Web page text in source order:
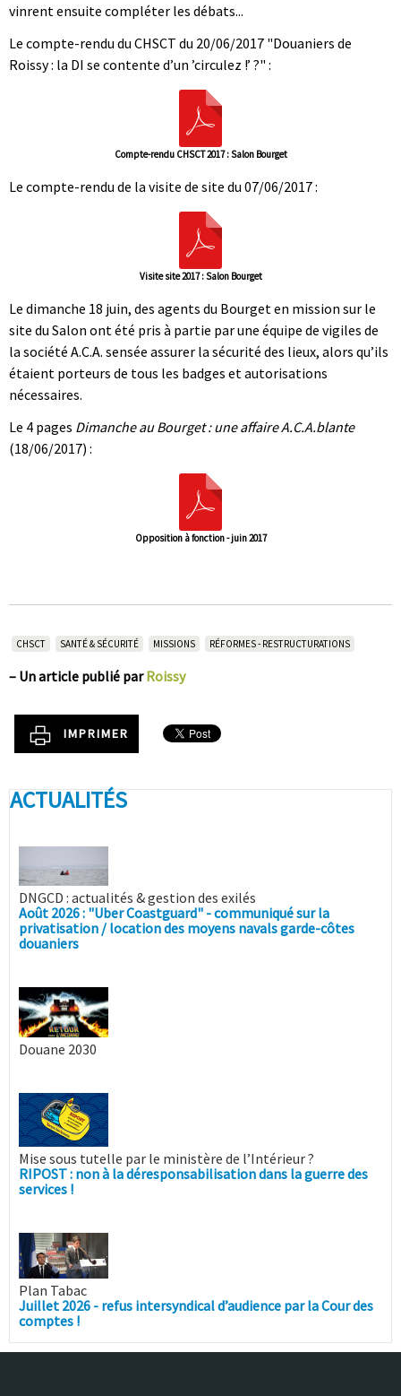
vinrent ensuite compléter les débats...
Le compte-rendu du CHSCT du 20/06/2017 "Douaniers de
Roissy : la DI se contente d’un ’circulez !’ ?" :
Compte-rendu CHSCT 2017 : Salon Bourget
Le compte-rendu de la visite de site du 07/06/2017 :
Visite site 2017 : Salon Bourget
Le dimanche 18 juin, des agents du Bourget en mission sur le
site du Salon ont été pris à partie par une équipe de vigiles de
la société A.C.A. sensée assurer la sécurité des lieux, alors qu’ils
étaient porteurs de tous les badges et autorisations
nécessaires.
Le 4 pages Dimanche au Bourget : une affaire A.C.A.blante
(18/06/2017) :
Opposition à fonction - juin 2017
CHSCT SANTÉ & SÉCURITÉ MISSIONS RÉFORMES - RESTRUCTURATIONS
– Un article publié parRoissy
IMPRIMER
ACTUALITÉS
DNGCD : actualités & gestion des exilés
Août 2026 : "Uber Coastguard" - communiqué sur la
privatisation / location des moyens navals garde-côtes
douaniers
Douane 2030
Mise sous tutelle par le ministère de l’Intérieur ?
RIPOST : non à la déresponsabilisation dans la guerre des
services !
Plan Tabac
Juillet 2026 - refus intersyndical d’audience par la Cour des
comptes !